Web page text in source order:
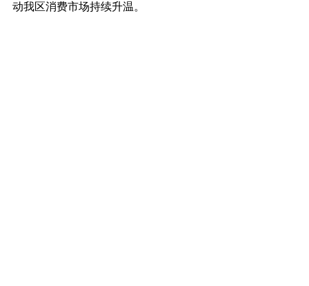
动我区消费市场持续升温。